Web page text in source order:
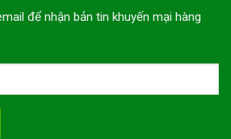
để nhận bản tin khuyến mại hàng